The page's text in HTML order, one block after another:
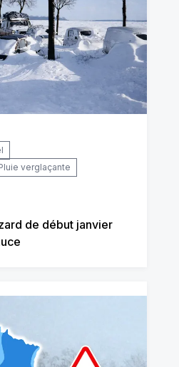
verglaçante
de début janvier